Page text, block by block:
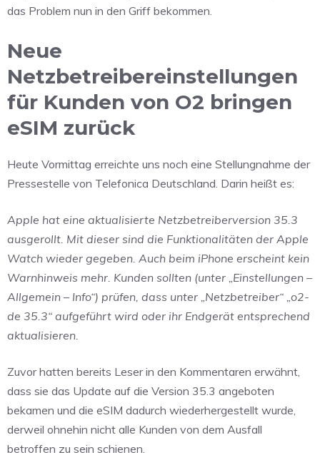
das Problem nun in den Griff bekommen.
Neue
Netzbetreibereinstellungen
für Kunden von O2 bringen
eSIM zurück
Heute Vormittag erreichte uns noch eine Stellungnahme der
Pressestelle von Telefonica Deutschland. Darin heißt es:
Apple hat eine aktualisierte Netzbetreiberversion 35.3
ausgerollt. Mit dieser sind die Funktionalitäten der Apple
Watch wieder gegeben. Auch beim iPhone erscheint kein
Warnhinweis mehr. Kunden sollten (unter „Einstellungen –
Allgemein – Info“) prüfen, dass unter „Netzbetreiber“ „o2-
de 35.3“ aufgeführt wird oder ihr Endgerät entsprechend
aktualisieren.
Zuvor hatten bereits Leser in den Kommentaren erwähnt,
dass sie das Update auf die Version 35.3 angeboten
bekamen und die eSIM dadurch wiederhergestellt wurde,
derweil ohnehin nicht alle Kunden von dem Ausfall
betroffen zu sein schienen.